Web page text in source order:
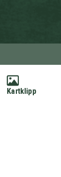
Kartklipp